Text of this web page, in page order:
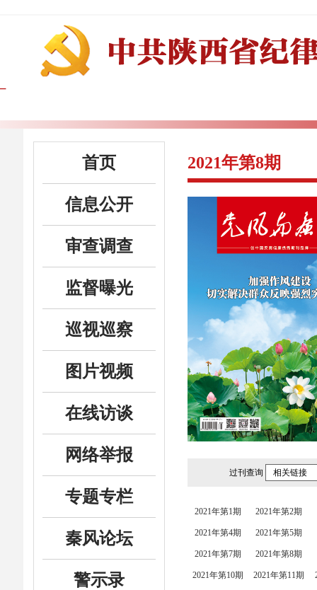
首页
信息公开
审查调查
监督曝光
巡视巡察
图片视频
在线访谈
网络举报
专题专栏
秦风论坛
警示录
2021年第8期
过刊查询 相关链接
2021年第1期 2021年第2期
2021年第4期 2021年第5期
2021年第7期 2021年第8期
2021年第10期 2021年第11期